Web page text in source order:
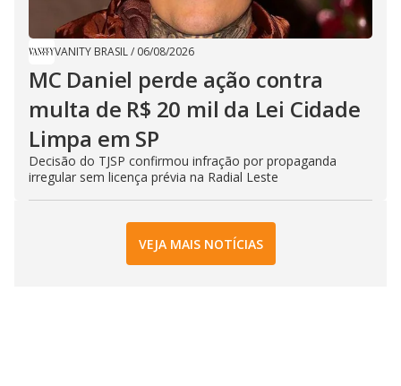
VANITY BRASIL/ 06/08/2026
MC Daniel perde ação contra
multa de R$ 20 mil da Lei Cidade
Limpa em SP
Decisão do TJSP confirmou infração por propaganda
irregular sem licença prévia na Radial Leste
VEJA MAIS NOTÍCIAS